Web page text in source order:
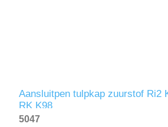
Aansluitpen tulpkap zuurstof Ri2
RK K98
5047